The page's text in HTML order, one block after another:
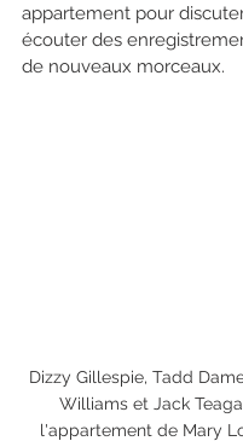
appartement pour
écouter des
de nouveaux morceaux.
Dizzy Gillespie, Tadd
Williams et Jack
l'appartement de Mary